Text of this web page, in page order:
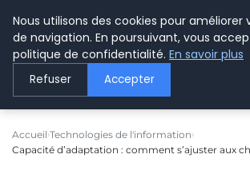
LE
Accueil Technologies de l'information
Capacité d’adaptation : comment s’ajuster aux
Nous utilisons des cookies pour améliorer
de navigation. En poursuivant, vous
politique de confidentialité. En savoir plus
Refuser Accepter